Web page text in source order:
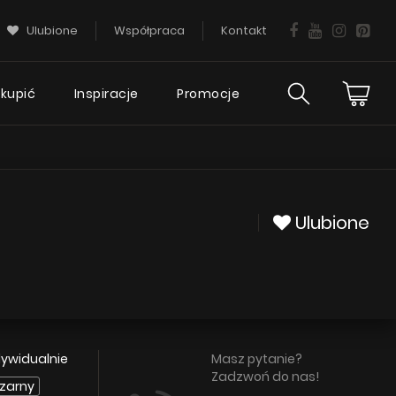
Ulubione Współpraca Kontakt
Wsparcie
Inspiracje Promocje
Ulubione
Masz pytanie?
Zadzwoń do nas!